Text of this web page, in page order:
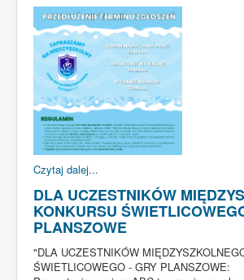
Czytaj dalej...
DLA UCZESTNIKÓW
KONKURSU
PLANSZOWE
"DLA UCZESTNIKÓW
ŚWIETLICOWEGO - GRY PLANSZOWE: